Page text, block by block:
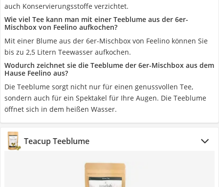
auch Konservierungsstoffe verzichtet.
Wie viel Tee kann man mit einer Teeblume aus der 6er-
Mischbox von Feelino aufkochen?
Mit einer Blume aus der 6er-Mischbox von Feelino können Sie
bis zu 2,5 Litern Teewasser aufkochen.
Wodurch zeichnet sie die Teeblume der 6er-Mischbox aus dem
Hause Feelino aus?
Die Teeblume sorgt nicht nur für einen genussvollen Tee,
sondern auch für ein Spektakel für Ihre Augen. Die Teeblume
öffnet sich in dem heißen Wasser.
Teacup Teeblume